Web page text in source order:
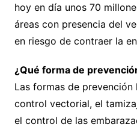
hoy en día unos 70
áreas con presencia del
en riesgo de contraer la
¿Qué forma de
Las formas de
control vectorial, el
el control de las